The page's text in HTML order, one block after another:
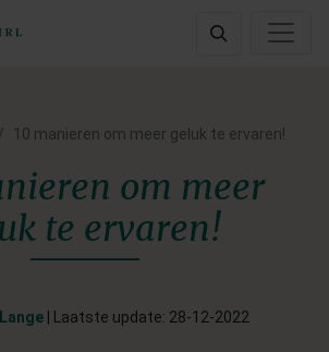
10 manieren om meer geluk te ervaren!
om meer
te ervaren!
| Laatste update: 28-12-2022